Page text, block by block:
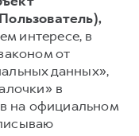
000 ₽
интересе, в
от
данных»,
в
на официальном